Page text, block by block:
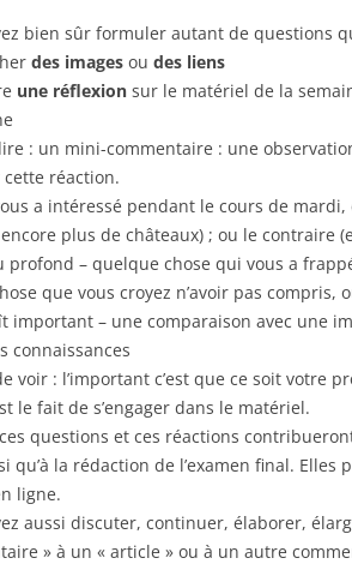
bien sûr formuler autant de questions
des images ou des liens
une réflexion sur le matériel de la
: un mini-commentaire : une
cette réaction.
a intéressé pendant le cours de
plus de châteaux) ; ou le contraire
profond – quelque chose qui vous a
que vous croyez n’avoir pas compris,
important – une comparaison avec une
connaissances
voir : l’important c’est que ce soit votre
le fait de s’engager dans le matériel.
questions et ces réactions
qu’à la rédaction de l’examen final.
ligne.
aussi discuter, continuer, élaborer,
» à un « article » ou à un autre